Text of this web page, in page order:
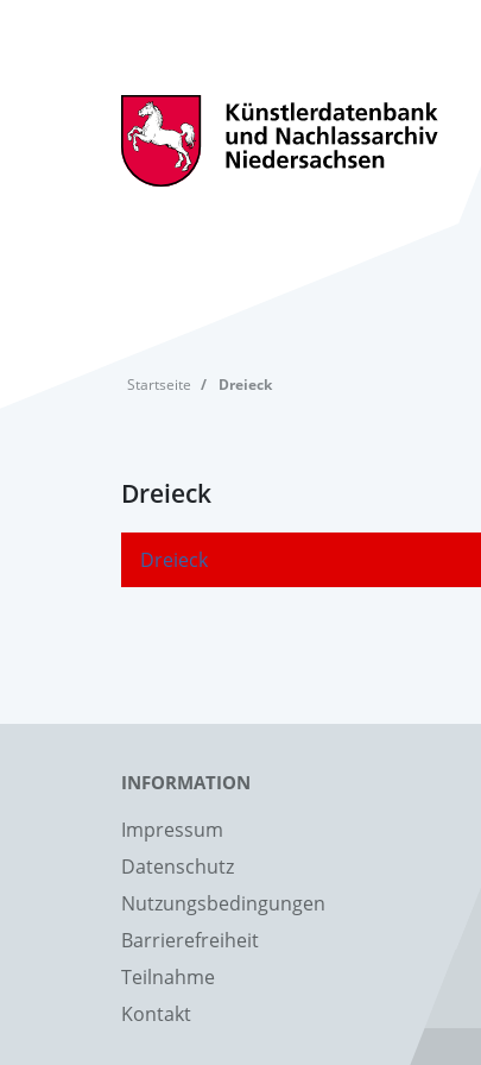
Startseite Dreieck
Dreieck
Dreieck
INFORMATION
Impressum
Datenschutz
Nutzungsbedingungen
Barrierefreiheit
Teilnahme
Kontakt